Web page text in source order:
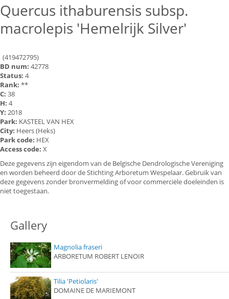
Quercus ithaburensis subsp.
macrolepis 'Hemelrijk Silver'
(419472795)
BD num: 42778
Status: 4
Rank: **
C: 38
H: 4
Y: 2018
Park: KASTEEL VAN HEX
City: Heers (Heks)
Park code: HEX
Access code: X
Deze gegevens zijn eigendom van de Belgische Dendrologische Vereniging
en worden beheerd door de Stichting Arboretum Wespelaar. Gebruik van
deze gegevens zonder bronvermelding of voor commerciële doeleinden is
niet toegestaan.
Gallery
Magnolia fraseri
ARBORETUM ROBERT LENOIR
Tilia 'Petiolaris'
DOMAINE DE MARIEMONT